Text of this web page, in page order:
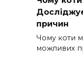
причин
Чому коти
можливих